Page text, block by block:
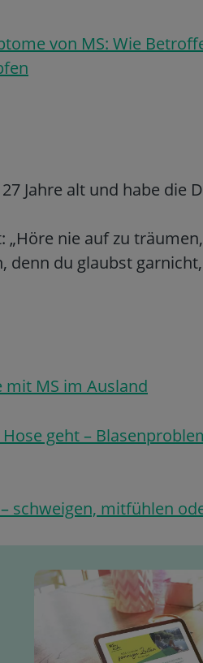
von MS: Wie
Jahre alt und habe die
„Höre nie auf zu
denn du glaubst
mit MS im Ausland
Hose geht –
schweigen, mitfühlen